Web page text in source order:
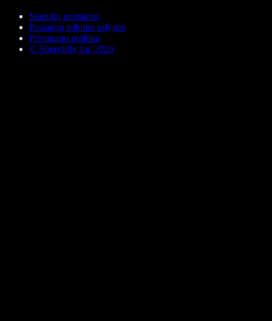
Slapukų nuostatos
Paslaugų teikimo sąlygos
Privatumo politika
© Speechify Inc 2026